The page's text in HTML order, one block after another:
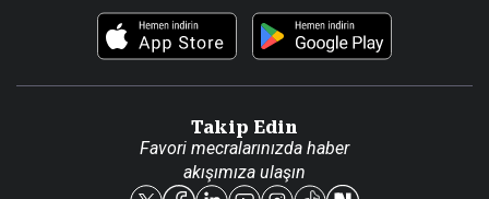
Foto Haber
Künye
Reklam Ver
Takip Edin
Favori mecralarınızda haber
akışımıza ulaşın